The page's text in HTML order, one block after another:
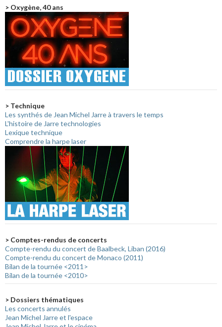
> Oxygène, 40 ans
> Technique
Les synthés de Jean Michel Jarre à travers le temps
L'histoire de Jarre technologies
Lexique technique
Comprendre la harpe laser
> Comptes-rendus de concerts
Compte-rendu du concert de Baalbeck, Liban (2016)
Compte-rendu du concert de Monaco (2011)
Bilan de la tournée <2011>
Bilan de la tournée <2010>
> Dossiers thématiques
Les concerts annulés
Jean Michel Jarre et l'espace